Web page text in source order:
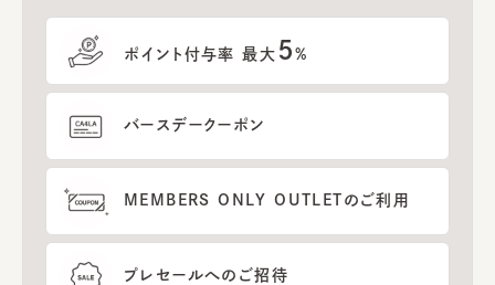
ポイント付与率 最大 5%
バースデークーポン
MEMBERS ONLY OUTLETのご利用
プレセールへのご招待